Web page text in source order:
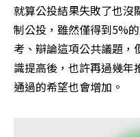
就算公投結果失敗了也沒
制公投，雖然僅得到5%
考、辯論這項公共議題，
識提高後，也許再過幾年
通過的希望也會增加。